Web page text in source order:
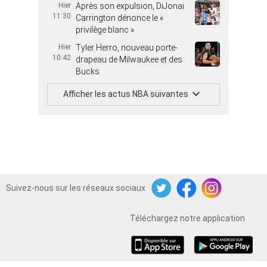
Hier
11:30
Après son expulsion, DiJonai
Carrington dénonce le «
privilège blanc »
Hier
10:42
Tyler Herro, nouveau porte-
drapeau de Milwaukee et des
Bucks
Afficher les actus NBA suivantes
Suivez-nous sur les réseaux sociaux
TwitterFacebookInstagram
Téléchargez notre application